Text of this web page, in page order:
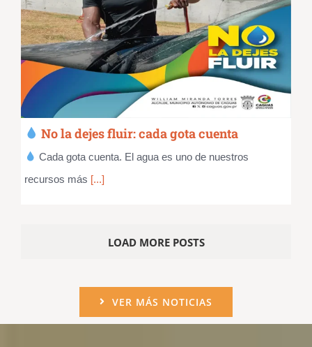
No la dejes fluir: cada gota cuenta
Cada gota cuenta. El agua es uno de nuestros
recursos más [...]
LOAD MORE POSTS
VER MÁS NOTICIAS